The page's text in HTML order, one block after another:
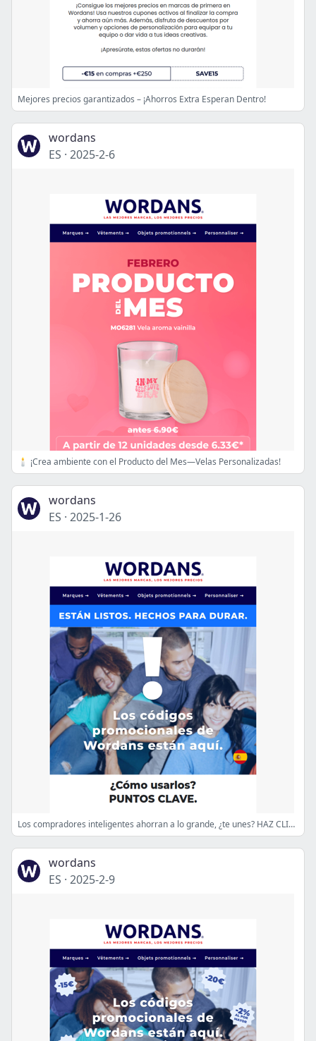
Mejores precios garantizados – ¡Ahorros Extra Esperan Dentro!
wordans
ES · 2025-2-6
🕯️ ¡Crea ambiente con el Producto del Mes—Velas Personalizadas!
wordans
ES · 2025-1-26
Los compradores inteligentes ahorran a lo grande, ¿te unes? HAZ CLIC PARA MÁS 💡
wordans
ES · 2025-2-9